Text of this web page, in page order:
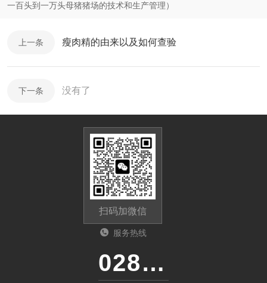
一百头到一万头母猪猪场的技术和生产管理）
上一条 瘦肉精的由来以及如何查验
下一条 没有了
扫码加微信
服务热线
028-87741718